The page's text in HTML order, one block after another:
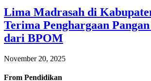
Lima Madrasah di
Terima Penghargaan
dari BPOM
November 20, 2025
From Pendidikan